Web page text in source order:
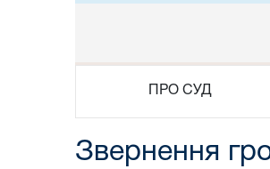
ПРО СУД
Звернення